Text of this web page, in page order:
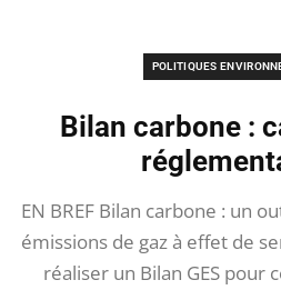
POLITIQUES
Bilan carbone :
EN BREF Bilan carbone : un
émissions de gaz à effet de
réaliser un Bilan GES pour